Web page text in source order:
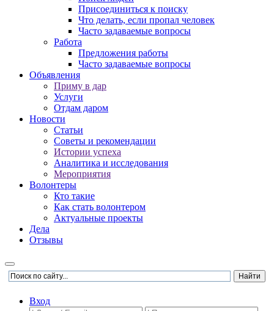
Присоединиться к поиску
Что делать, если пропал человек
Часто задаваемые вопросы
Работа
Предложения работы
Часто задаваемые вопросы
Объявления
Приму в дар
Услуги
Отдам даром
Новости
Статьи
Советы и рекомендации
Истории успеха
Аналитика и исследования
Мероприятия
Волонтеры
Кто такие
Как стать волонтером
Актуальные проекты
Дела
Отзывы
Вход